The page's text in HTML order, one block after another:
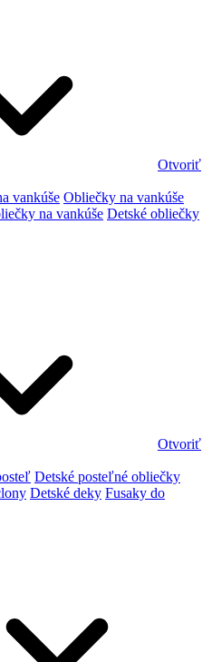
Otvoriť
vankúše Obliečky na vankúše
na vankúše Detské obliečky
Otvoriť
Detské posteľné obliečky
Detské deky Fusaky do